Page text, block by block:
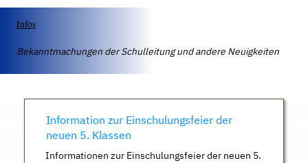
Infos
Bekanntmachungen der Schulleitung und andere Neuigkeiten
Information zur Einschulungsfeier der
neuen 5. Klassen
Informationen zur Einschulungsfeier der neuen 5.